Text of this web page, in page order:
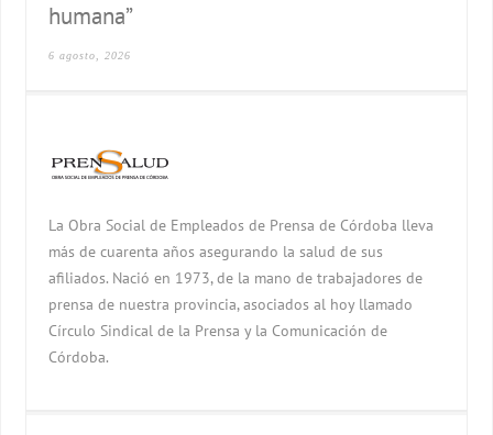
humana”
6 agosto, 2026
La Obra Social de Empleados de Prensa de Córdoba lleva
más de cuarenta años asegurando la salud de sus
afiliados. Nació en 1973, de la mano de trabajadores de
prensa de nuestra provincia, asociados al hoy llamado
Círculo Sindical de la Prensa y la Comunicación de
Córdoba.